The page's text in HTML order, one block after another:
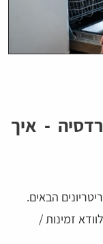
- איך
הבאים.
זמינות /